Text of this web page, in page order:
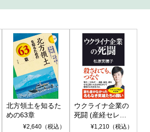
北方領土を知るた
めの63章
¥2,640（税込）
ウクライナ企業の
死闘 (産経セレク
ト S 039)¥1,210（税込）